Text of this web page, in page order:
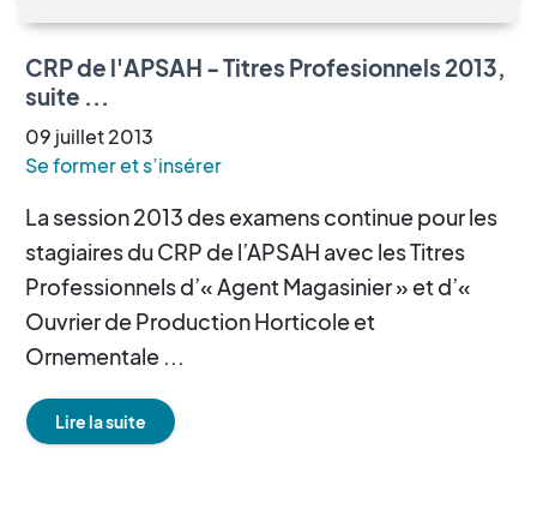
CRP de l'APSAH - Titres Profesionnels 2013,
suite ...
09 juillet2013
Se former et s’insérer
La session 2013 des examens continue pour les
stagiaires du CRP de l’APSAH avec les Titres
Professionnels d’« Agent Magasinier » et d’«
Ouvrier de Production Horticole et
Ornementale ...
Lire la suite